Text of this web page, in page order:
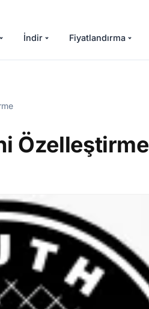
İndir Fiyatlandırma
Özelleştirme